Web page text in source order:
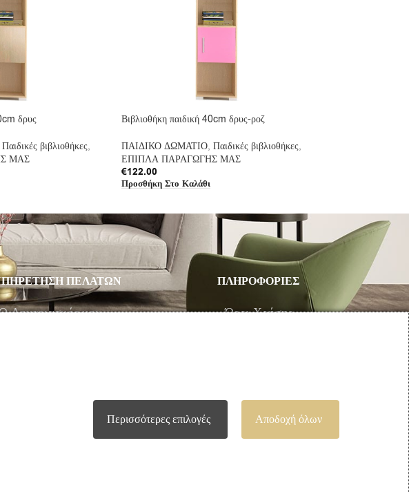
δρυς
Παιδικές βιβλιοθήκες,
ΜΑΣ
Βιβλιοθήκη παιδική 40cm δρυς-ροζ
ΠΑΙΔΙΚΟ ΔΩΜΑΤΙΟ, Παιδικές βιβλιοθήκες,
ΕΠΙΠΛΑ ΠΑΡΑΓΩΓΗΣ ΜΑΣ
€122.00
Προσθήκη Στο Καλάθι
ΠΕΛΑΤΩΝ
Λογαριασμός μου
ΠΛΗΡΟΦΟΡΙΕΣ
Όροι Χρήσης
Περισσότερες επιλογές Αποδοχή όλων